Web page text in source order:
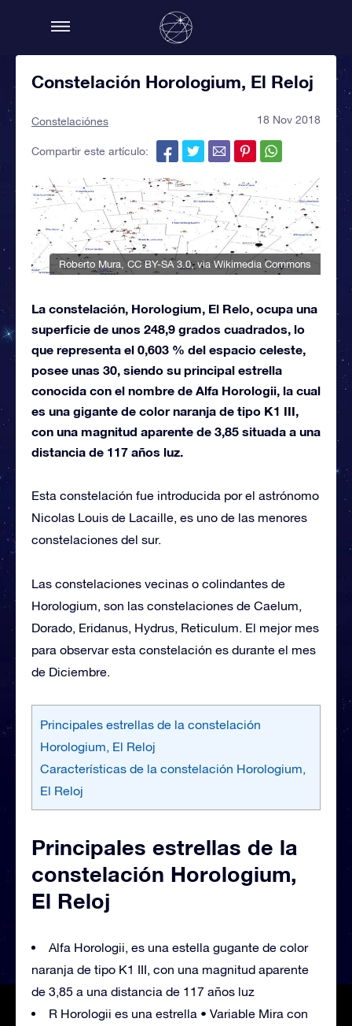
Constelación Horologium, El Reloj
Constelaciónes 18 Nov 2018
Compartir este artículo:
Roberto Mura ,CC BY-SA 3.0, via Wikimedia Commons
La constelación, Horologium, El Relo, ocupa una
superficie de unos 248,9 grados cuadrados, lo
que representa el 0,603 % del espacio celeste,
posee unas 30, siendo su principal estrella
conocida con el nombre de Alfa Horologii, la cual
es una gigante de color naranja de tipo K1 III,
con una magnitud aparente de 3,85 situada a una
distancia de 117 años luz.
Esta constelación fue introducida por el astrónomo
Nicolas Louis de Lacaille, es uno de las menores
constelaciones del sur.
Las constelaciones vecinas o colindantes de
Horologium, son las constelaciones de Caelum,
Dorado, Eridanus, Hydrus, Reticulum. El mejor mes
para observar esta constelación es durante el mes
de Diciembre.
Principales estrellas de la constelación
Horologium, El Reloj
Características de la constelación Horologium,
El Reloj
Principales estrellas de la
constelación Horologium,
El Reloj
Alfa Horologii, es una estella gugante de color
naranja de tipo K1 III, con una magnitud aparente
de 3,85 a una distancia de 117 años luz
R Horologii es una estrella • Variable Mira con